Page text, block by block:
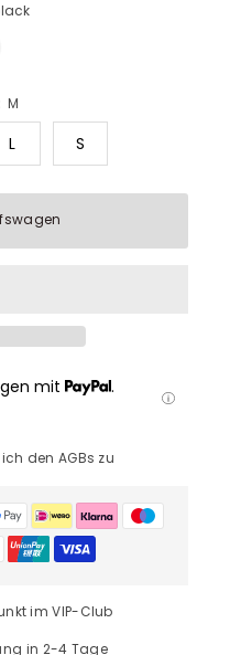
M
L S
mit
.
den AGBs zu
im VIP-Club
in 2-4 Tage